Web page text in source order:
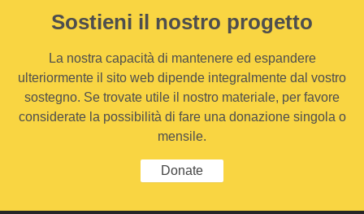
Sostieni il nostro progetto
La nostra capacità di mantenere ed espandere
ulteriormente il sito web dipende integralmente dal vostro
sostegno. Se trovate utile il nostro materiale, per favore
considerate la possibilità di fare una donazione singola o
mensile.
Donate